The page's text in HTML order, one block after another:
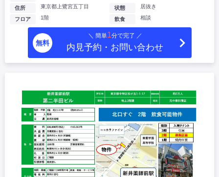
住所 東京都上鷺宮五丁目
フロア 1階
状態 居抜き
飲食 相談
無料
＼ 簡単1分で完了 ／
内見予約・お問い合わせ